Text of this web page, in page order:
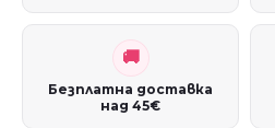
Безплатна доставка
над 45€